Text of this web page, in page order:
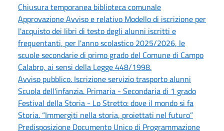
Chiusura temporanea biblioteca comunale
Approvazione Avviso e relativo Modello di iscrizione per
l'acquisto dei libri di testo degli alunni iscritti e
frequentanti, per l'anno scolastico 2025/2026, le
scuole secondarie di primo grado del Comune di Campo
Calabro, ai sensi della Legge 448/1998.
Avviso pubblico. Iscrizione servizio trasporto alunni
Scuola dell'infanzia. Primaria - Secondaria di 1 grado
Festival della Storia - Lo Stretto: dove il mondo si fa
Storia. “Immergiti nella storia, proiettati nel futuro”
Predisposizione Documento Unico di Programmazione